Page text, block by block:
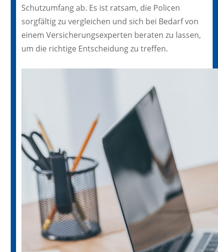
Schutzumfang ab. Es ist ratsam, die Policen
sorgfältig zu vergleichen und sich bei Bedarf von
einem Versicherungsexperten beraten zu lassen,
um die richtige Entscheidung zu treffen.